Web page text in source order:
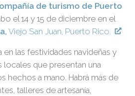
de turismo de Puerto
el 14 y 15 de diciembre en el
Viejo San Juan, Puerto Rico.
en las festividades navideñas y
locales que presentan una
hechos a mano. Habrá más de
talleres de artesanía,